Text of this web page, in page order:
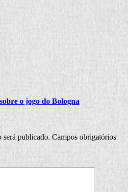
o jogo do Bologna
será publicado. Campos obrigatórios